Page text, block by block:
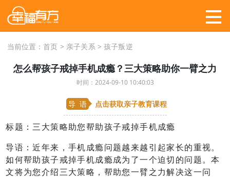
当前位置： 首页 > 亲子关系 > 孩子叛逆
怎么帮孩子戒掉手机成瘾？三大策略助你一臂之力
时间：2024-09-10 10:40:03
导 语 点击获取亲子教育课程
标题：三大策略助您帮助孩子戒掉手机成瘾
导语：近年来，手机成瘾问题越来越引起家长的重视。
如何帮助孩子戒掉手机成瘾成为了一个迫切的问题。本
文将为您介绍三大策略，帮助您一臂之力解决这一问